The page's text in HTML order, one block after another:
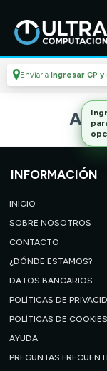
Enviar a Ingresar CP y
INFORMACIÓN
INICIO
SOBRE NOSOTROS
CONTACTO
¿DÓNDE ESTAMOS?
DATOS BANCARIOS
POLÍTICAS DE
POLÍTICAS DE COOKIES
AYUDA
PREGUNTAS